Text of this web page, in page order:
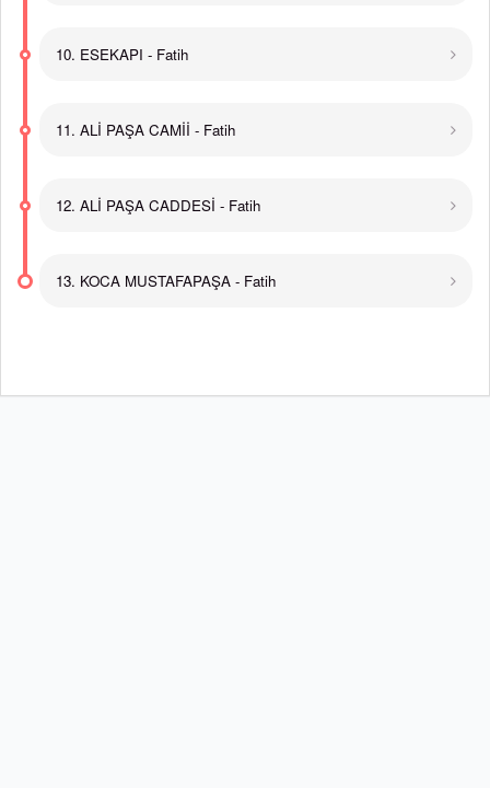
10. ESEKAPI - Fatih
11. ALİ PAŞA CAMİİ - Fatih
12. ALİ PAŞA CADDESİ - Fatih
13. KOCA MUSTAFAPAŞA - Fatih